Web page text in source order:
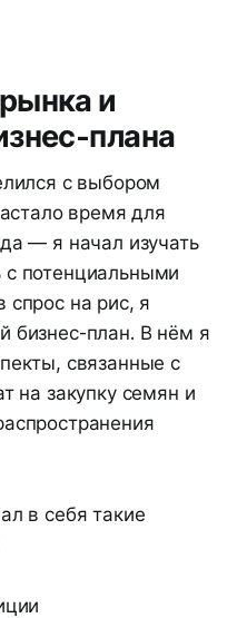
и
плана
с выбором
время для
— я начал изучать
потенциальными
спрос на рис, я
бизнес-план. В нём я
связанные с
на закупку семян и
в себя такие